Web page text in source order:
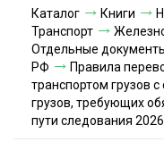
Каталог Книги
Транспорт
Отдельные
РФ
Правила
транспортом грузов
грузов, требующих
пути следования